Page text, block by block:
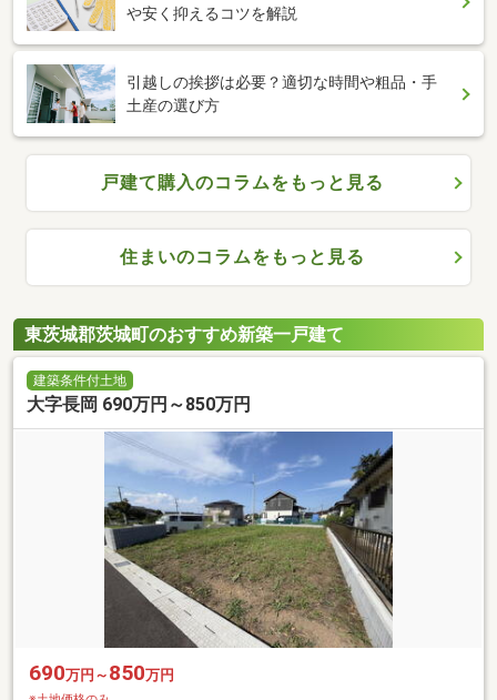
や安く抑えるコツを解説
引越しの挨拶は必要？適切な時間や粗品・手
土産の選び方
戸建て購入のコラムをもっと見る
住まいのコラムをもっと見る
東茨城郡茨城町のおすすめ新築一戸建て
建築条件付土地
大字長岡 690万円～850万円
690万円～ 850万円